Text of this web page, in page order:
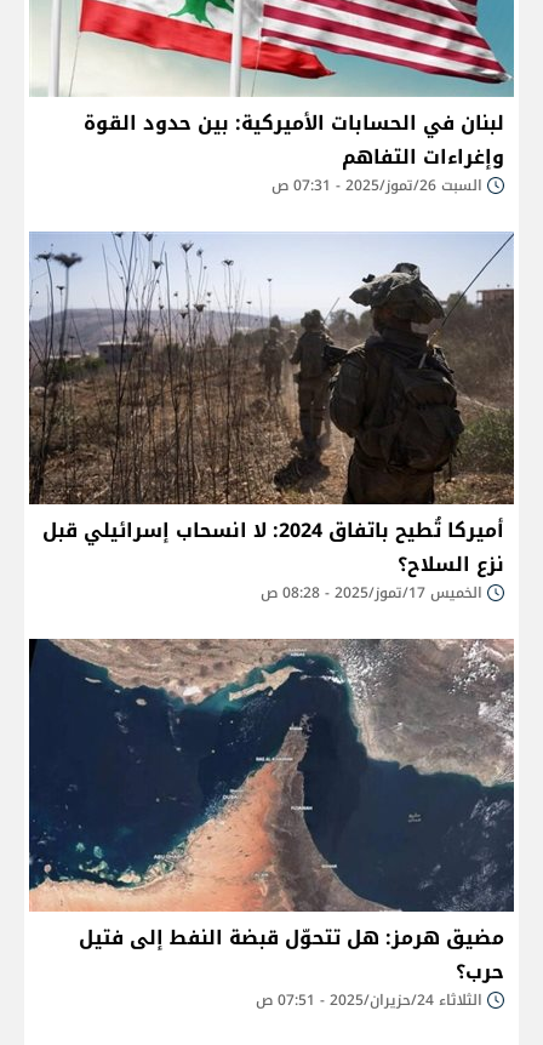
لبنان في الحسابات الأميركية: بين حدود القوة
وإغراءات التفاهم
السبت 26/تموز/2025 - 07:31 ص
أميركا تُطيح باتفاق 2024: لا انسحاب إسرائيلي قبل
نزع السلاح؟
الخميس 17/تموز/2025 - 08:28 ص
مضيق هرمز: هل تتحوّل قبضة النفط إلى فتيل
حرب؟
الثلاثاء 24/حزيران/2025 - 07:51 ص